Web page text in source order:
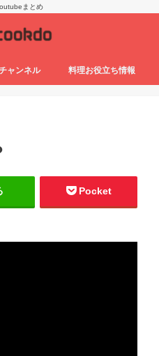
まとめ
ャンネル 料理お役立ち情報
Pocket